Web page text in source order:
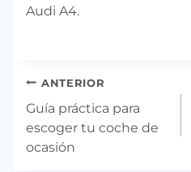
Audi A4.
Navegación
de
entradas
ANTERIOR
Guía práctica para
escoger tu coche de
ocasión